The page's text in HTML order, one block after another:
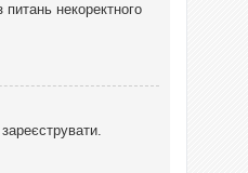
некоректного